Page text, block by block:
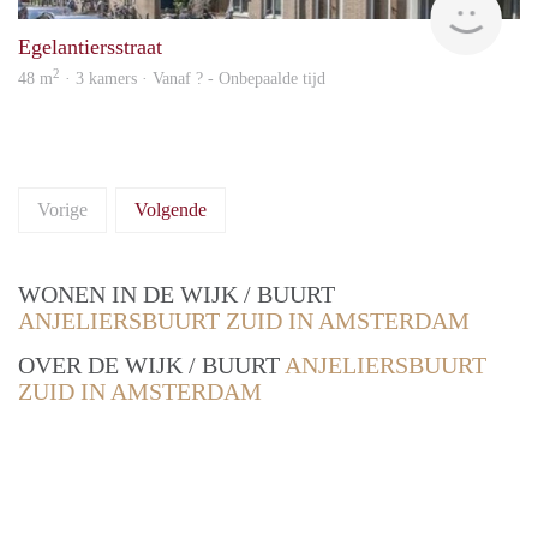
Egelantiersstraat
48 m2 · 3 kamers · Vanaf ? - Onbepaalde tijd
Vorige Volgende
WONEN IN DE WIJK / BUURT
ANJELIERSBUURT ZUID IN AMSTERDAM
OVER DE WIJK / BUURT ANJELIERSBUURT
ZUID IN AMSTERDAM